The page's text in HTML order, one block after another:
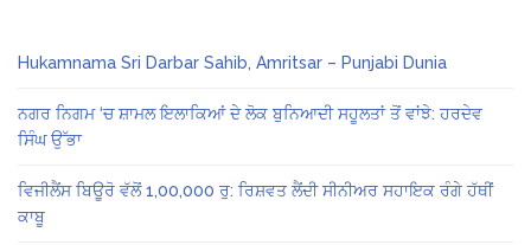
Hukamnama Sri Darbar Sahib, Amritsar – Punjabi Dunia
ਨਗਰ ਨਿਗਮ ‘ਚ ਸ਼ਾਮਲ ਇਲਾਕਿਆਂ ਦੇ ਲੋਕ ਬੁਨਿਆਦੀ ਸਹੂਲਤਾਂ ਤੋਂ ਵਾਂਝੇ: ਹਰਦੇਵ
ਸਿੰਘ ਉੱਭਾ
ਵਿਜੀਲੈਂਸ ਬਿਊਰੋ ਵੱਲੋਂ 1,00,000 ਰੁ: ਰਿਸ਼ਵਤ ਲੈਂਦੀ ਸੀਨੀਅਰ ਸਹਾਇਕ ਰੰਗੇ ਹੱਥੀਂ
ਕਾਬੂ